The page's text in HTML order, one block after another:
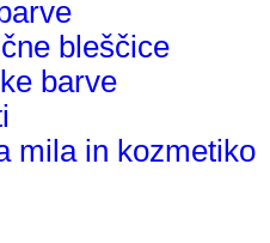
bleščice
barve
mila in kozmetiko